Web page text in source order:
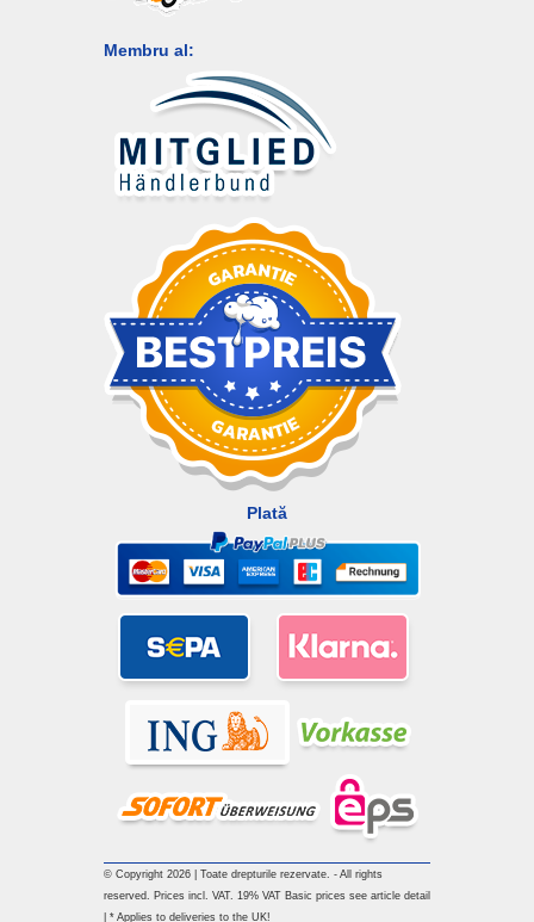
Membru al:
Plată
© Copyright 2026 | Toate drepturile rezervate. - All rights
reserved. Prices incl. VAT. 19% VAT Basic prices see article detail
| * Applies to deliveries to the UK!